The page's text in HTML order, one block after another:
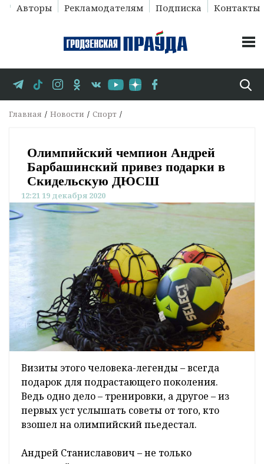
Авторы Рекламодателям Подписка Контакты
Главная Новости Спорт
Олимпийский чемпион Андрей
Барбашинский привез подарки в
Скидельскую ДЮСШ
12:21 19 декабря 2020
Визиты этого человека-легенды – всегда
подарок для подрастающего поколения.
Ведь одно дело – тренировки, а другое – из
первых уст услышать советы от того, кто
взошел на олимпийский пьедестал.
Андрей Станиславович – не только